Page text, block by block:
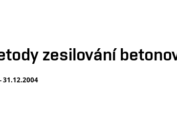
zesilování
31.12.2004